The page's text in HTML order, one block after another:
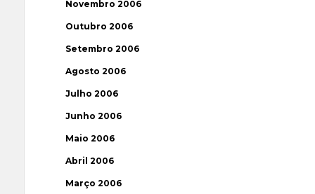
Novembro 2006
Outubro 2006
Setembro 2006
Agosto 2006
Julho 2006
Junho 2006
Maio 2006
Abril 2006
Março 2006